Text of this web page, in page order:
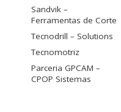
Sandvik –
Ferramentas de Corte
Tecnodrill – Solutions
Tecnomotriz
Parceria GPCAM –
CPOP Sistemas